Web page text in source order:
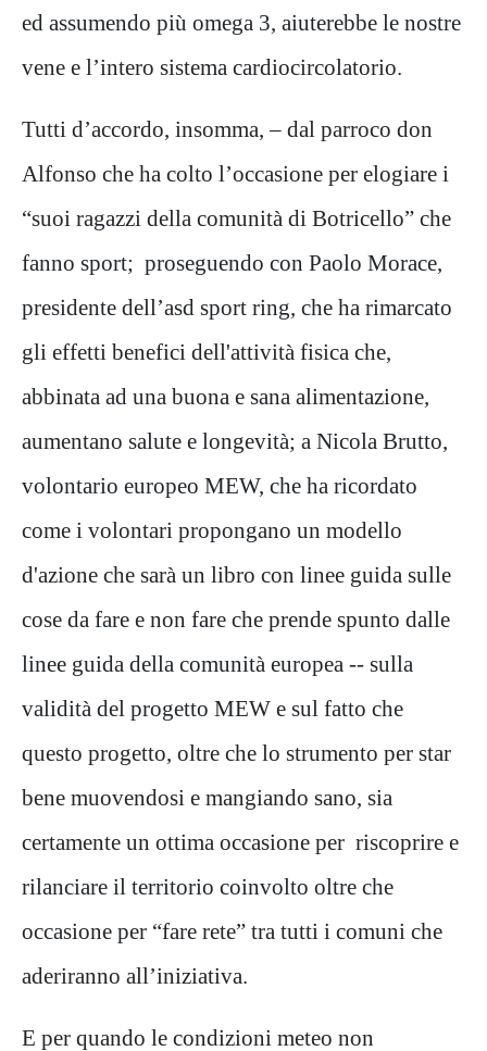
ed assumendo più omega 3, aiuterebbe le nostre
vene e l’intero sistema cardiocircolatorio.
Tutti d’accordo, insomma, – dal parroco don
Alfonso che ha colto l’occasione per elogiare i
“suoi ragazzi della comunità di Botricello” che
fanno sport; proseguendo con Paolo Morace,
presidente dell’asd sport ring, che ha rimarcato
gli effetti benefici dell'attività fisica che,
abbinata ad una buona e sana alimentazione,
aumentano salute e longevità; a Nicola Brutto,
volontario europeo MEW, che ha ricordato
come i volontari propongano un modello
d'azione che sarà un libro con linee guida sulle
cose da fare e non fare che prende spunto dalle
linee guida della comunità europea -- sulla
validità del progetto MEW e sul fatto che
questo progetto, oltre che lo strumento per star
bene muovendosi e mangiando sano, sia
certamente un ottima occasione per riscoprire e
rilanciare il territorio coinvolto oltre che
occasione per “fare rete” tra tutti i comuni che
aderiranno all’iniziativa.
E per quando le condizioni meteo non